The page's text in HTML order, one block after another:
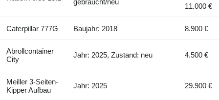
11.000 €
Caterpillar 777G Baujahr: 2018 8.900 €
Abrollcontainer
City
Jahr: 2025, Zustand: neu 4.500 €
Meiller 3-Seiten-
Kipper Aufbau
Jahr: 2025 29.900 €